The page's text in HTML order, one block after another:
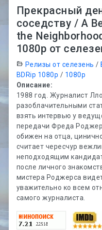
Прекрасный
соседству / A
the
1080p от
Релизы от селезень /
BDRip 1080p / 1080p
Описание:
1988 год. Журналист
разоблачительными
взять интервью у
передачи Фреда
обижен на отца,
считает чересчур
неподходящим
после личного
мистера Роджерса
уважительно ко всем
самого журналиста.